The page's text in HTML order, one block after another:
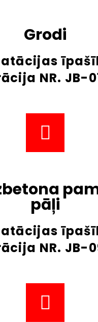
Grodi
NR. JB-
pāļi
NR. JB-